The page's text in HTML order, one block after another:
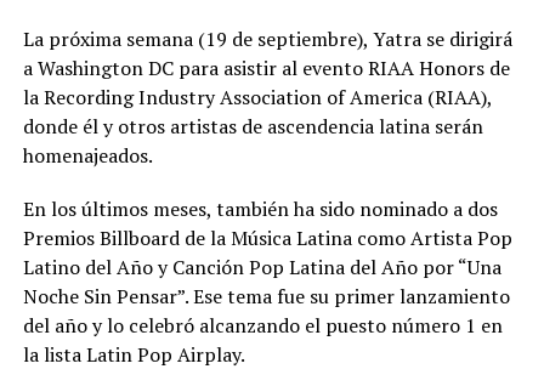
La próxima semana (19 de septiembre), Yatra se dirigirá
a Washington DC para asistir al evento RIAA Honors de
la Recording Industry Association of America (RIAA),
donde él y otros artistas de ascendencia latina serán
homenajeados.
En los últimos meses, también ha sido nominado a dos
Premios Billboard de la Música Latina como Artista Pop
Latino del Año y Canción Pop Latina del Año por “Una
Noche Sin Pensar”. Ese tema fue su primer lanzamiento
del año y lo celebró alcanzando el puesto número 1 en
la lista Latin Pop Airplay.